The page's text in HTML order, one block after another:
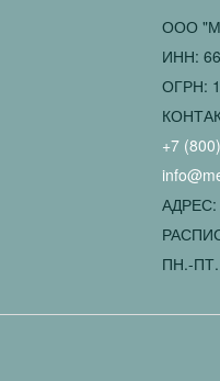
ООО
ИНН:
ОГРН:
+7
АДРЕС:
ПН.-ПТ.